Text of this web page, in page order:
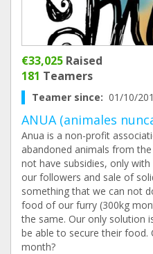
€33,025 Raised
181 Teamers
Teamer since: 01/10/
ANUA (animales
Anua is a non-profit
abandoned animals from
not have subsidies, only
our followers and sale of
something that we can not
food of our furry (300kg
the same. Our only solution
be able to secure their food.
month?